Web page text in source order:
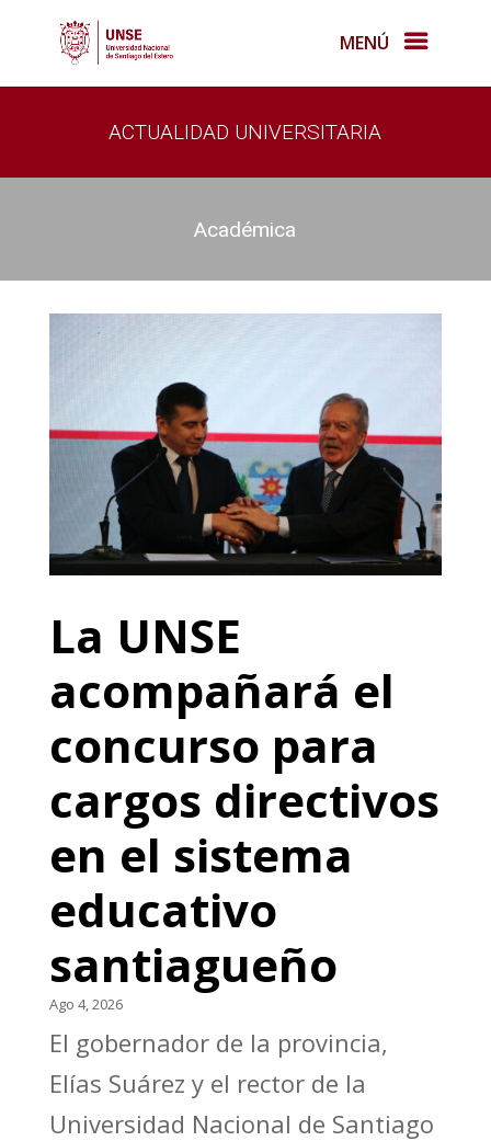
MENÚ
ACTUALIDAD UNIVERSITARIA
Académica
La UNSE
acompañará el
concurso para
cargos directivos
en el sistema
educativo
santiagueño
Ago 4, 2026
El gobernador de la provincia,
Elías Suárez y el rector de la
Universidad Nacional de Santiago